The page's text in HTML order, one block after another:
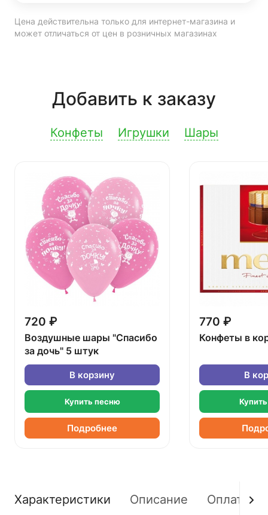
Цена действительна только для интернет-магазина и
может отличаться от цен в розничных магазинах
Добавить к заказу
Конфеты Игрушки Шары
720 ₽
Воздушные шары "Спасибо
за дочь" 5 штук
В корзину
Купить песню
Подробнее
770 ₽
Конфеты в
В
Характеристики Описание Оплата